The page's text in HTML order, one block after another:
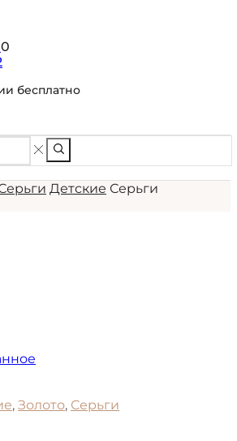
0
бесплатно
Детские Серьги
, Золото, Серьги